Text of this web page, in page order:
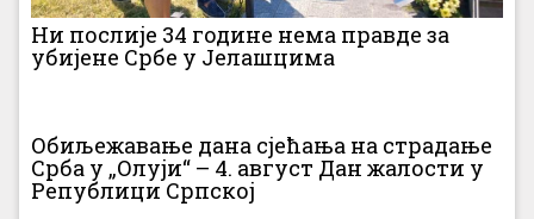
Ни послије 34 године нема правде за
убијене Србе у Јелашцима
Обиљежавање дана сјећања на страдање
Срба у „Олуји“ – 4. август Дан жалости у
Републици Српској